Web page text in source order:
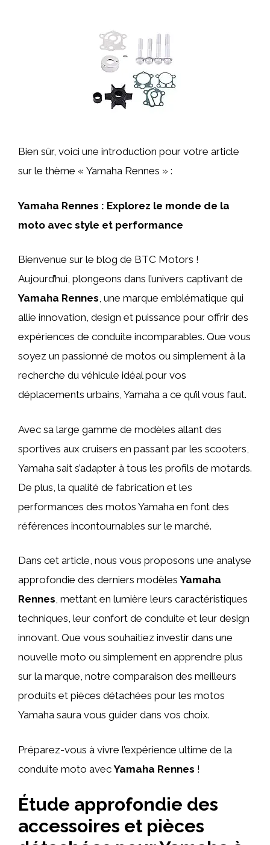
Bien sûr, voici une introduction pour votre article
sur le thème « Yamaha Rennes » :
Yamaha Rennes : Explorez le monde de la
moto avec style et performance
Bienvenue sur le blog de BTC Motors !
Aujourd’hui, plongeons dans l’univers captivant de
Yamaha Rennes, une marque emblématique qui
allie innovation, design et puissance pour offrir des
expériences de conduite incomparables. Que vous
soyez un passionné de motos ou simplement à la
recherche du véhicule idéal pour vos
déplacements urbains, Yamaha a ce qu’il vous faut.
Avec sa large gamme de modèles allant des
sportives aux cruisers en passant par les scooters,
Yamaha sait s’adapter à tous les profils de motards.
De plus, la qualité de fabrication et les
performances des motos Yamaha en font des
références incontournables sur le marché.
Dans cet article, nous vous proposons une analyse
approfondie des derniers modèlesYamaha
Rennes, mettant en lumière leurs caractéristiques
techniques, leur confort de conduite et leur design
innovant. Que vous souhaitiez investir dans une
nouvelle moto ou simplement en apprendre plus
sur la marque, notre comparaison des meilleurs
produits et pièces détachées pour les motos
Yamaha saura vous guider dans vos choix.
Préparez-vous à vivre l’expérience ultime de la
conduite moto avecYamaha Rennes !
Étude approfondie des
accessoires et pièces